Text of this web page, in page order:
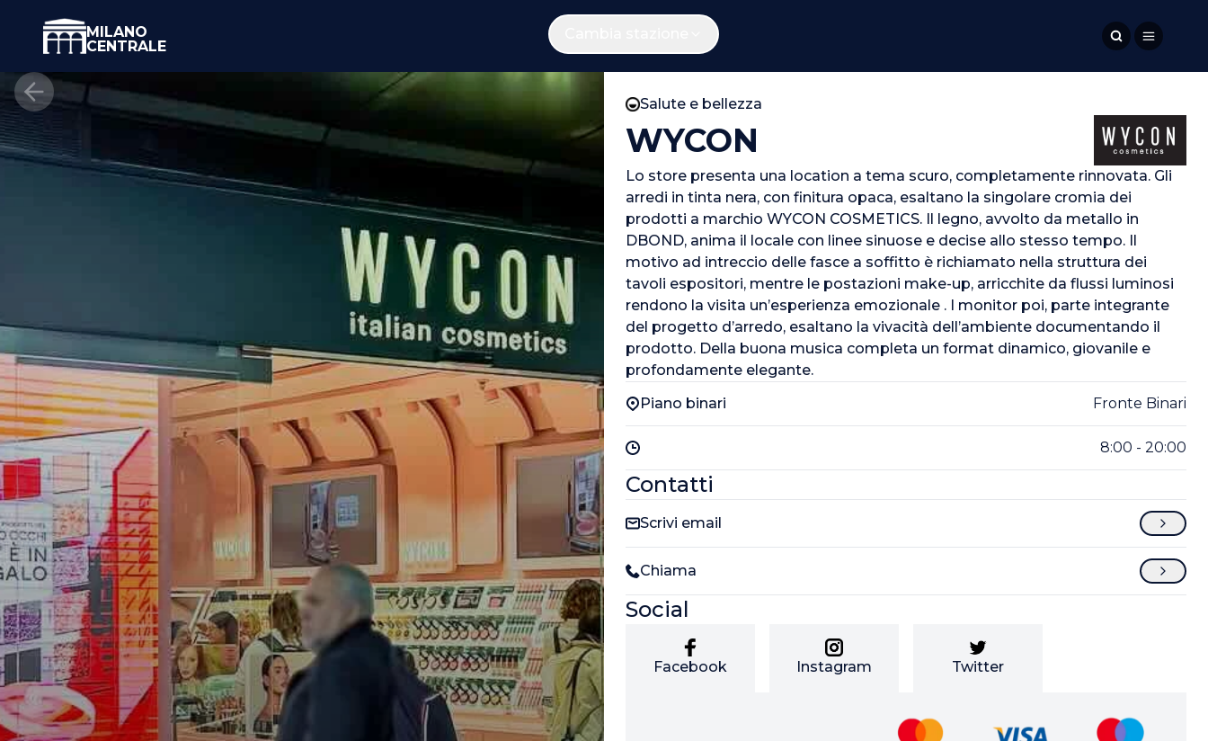
MILANO
CENTRALE
Salute e bellezza
WYCON
Lo store presenta una location a tema scuro, completamente rinnovata. Gli
arredi in tinta nera, con finitura opaca, esaltano la singolare cromia dei
prodotti a marchio WYCON COSMETICS. Il legno, avvolto da metallo in
DBOND, anima il locale con linee sinuose e decise allo stesso tempo. Il
motivo ad intreccio delle fasce a soffitto è richiamato nella struttura dei
tavoli espositori, mentre le postazioni make-up, arricchite da flussi luminosi
rendono la visita un’esperienza emozionale . I monitor poi, parte integrante
del progetto d’arredo, esaltano la vivacità dell’ambiente documentando il
prodotto. Della buona musica completa un format dinamico, giovanile e
profondamente elegante.
Piano binari
Fronte Binari
8:00 - 20:00
Contatti
Scrivi email
Chiama
Social
Facebook Instagram Twitter